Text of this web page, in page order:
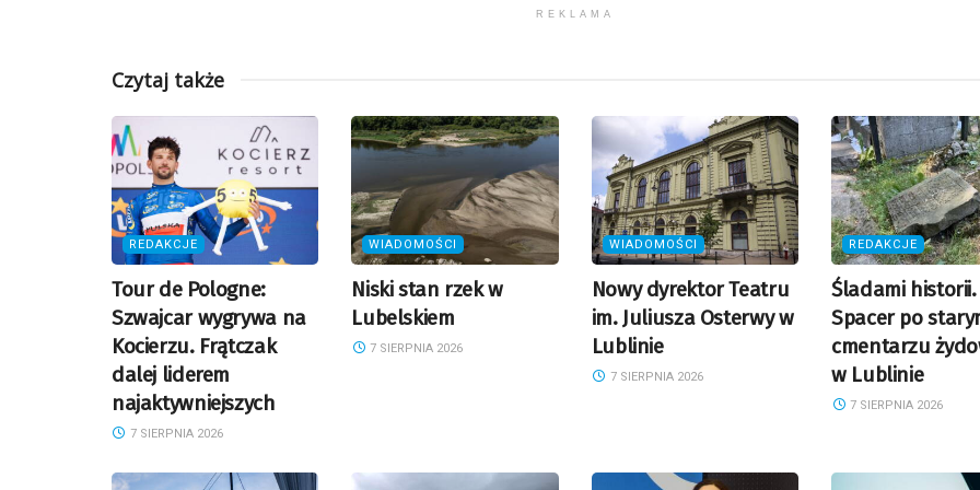
REKLAMA
Czytaj także
REDAKCJE
Tour de Pologne:
Szwajcar wygrywa na
Kocierzu. Frątczak
dalej liderem
najaktywniejszych
7 SIERPNIA 2026
WIADOMOŚCI
Niski stan rzek w
Lubelskiem
7 SIERPNIA 2026
WIADOMOŚCI
Nowy dyrektor Teatru
im. Juliusza Osterwy w
Lublinie
7 SIERPNIA 2026
REDAKCJE
Śladami historii.
Spacer po
cmentarzu
w Lublinie
7 SIERPNIA 2026